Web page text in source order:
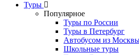
Туры
Популярное
Туры по России
Туры в Петербург
Автобусом из
Школьные туры